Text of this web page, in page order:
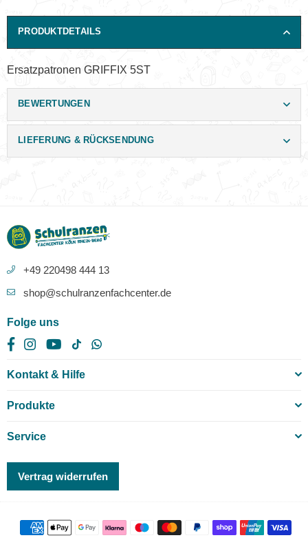
PRODUKTDETAILS
Ersatzpatronen GRIFFIX 5ST
BEWERTUNGEN
LIEFERUNG & RÜCKSENDUNG
+49 220498 444 13
shop@schulranzenfachcenter.de
Folge uns
FacebookInstagramYouTube
TikTokWhatsapp
Kontakt & Hilfe
Produkte
Service
Vertrag widerrufen